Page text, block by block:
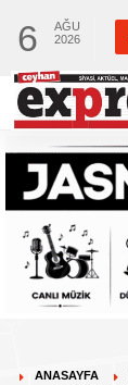
6
AĞU
2026
ANASAYFA